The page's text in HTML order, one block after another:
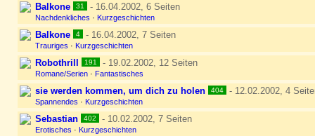
Balkone 31 - 16.04.2002, 6 Seiten
Nachdenkliches · Kurzgeschichten
Balkone 4 - 16.04.2002, 7 Seiten
Trauriges · Kurzgeschichten
Robothrill 191 - 19.02.2002, 12 Seiten
Romane/Serien · Fantastisches
sie werden kommen, um dich zu holen 404 - 12.02.2002, 4
Spannendes · Kurzgeschichten
Sebastian 402 - 10.02.2002, 7 Seiten
Erotisches · Kurzgeschichten